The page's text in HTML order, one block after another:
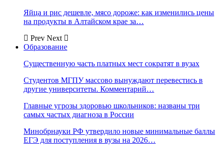
Яйца и рис дешевле, мясо дороже: как изменились цены
на продукты в Алтайском крае за…
Prev Next
Образование
Существенную часть платных мест сократят в вузах
Студентов МГПУ массово вынуждают перевестись в
другие университеты. Комментарий…
Главные угрозы здоровью школьников: названы три
самых частых диагноза в России
Минобрнауки РФ утвердило новые минимальные баллы
ЕГЭ для поступления в вузы на 2026…